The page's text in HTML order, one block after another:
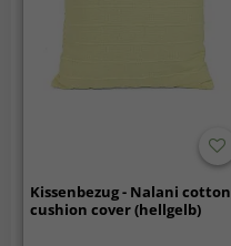
Kissenbezug - Nalani cotton
cushion cover (hellgelb)